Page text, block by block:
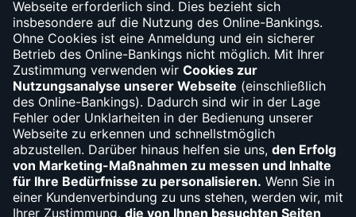
Bargeld
Debit- und Kreditkartensperre
(030) 310-66010